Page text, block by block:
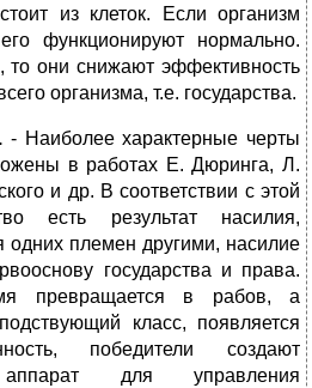
из клеток. Если организм
функционируют нормально.
то они снижают эффективность
организма, т.е. государства.
- Наиболее характерные черты
в работах Е. Дюринга, Л.
и др. В соответствии с этой
есть результат насилия,
одних племен другими, насилие
государства и права.
превращается в рабов, а
класс, появляется
победители создают
аппарат для управления